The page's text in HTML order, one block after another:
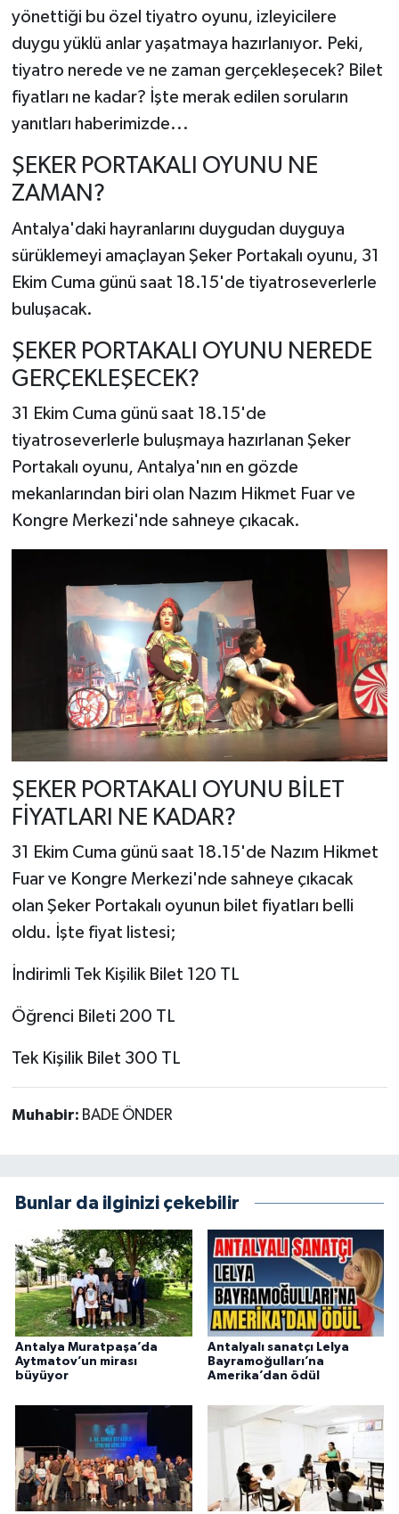
yönettiği bu özel tiyatro oyunu, izleyicilere
duygu yüklü anlar yaşatmaya hazırlanıyor. Peki,
tiyatro nerede ve ne zaman gerçekleşecek? Bilet
fiyatları ne kadar? İşte merak edilen soruların
yanıtları haberimizde...
ŞEKER PORTAKALI OYUNU NE
ZAMAN?
Antalya'daki hayranlarını duygudan duyguya
sürüklemeyi amaçlayan Şeker Portakalı oyunu, 31
Ekim Cuma günü saat 18.15'de tiyatroseverlerle
buluşacak.
ŞEKER PORTAKALI OYUNU NEREDE
GERÇEKLEŞECEK?
31 Ekim Cuma günü saat 18.15'de
tiyatroseverlerle buluşmaya hazırlanan Şeker
Portakalı oyunu, Antalya'nın en gözde
mekanlarından biri olan Nazım Hikmet Fuar ve
Kongre Merkezi'nde sahneye çıkacak.
ŞEKER PORTAKALI OYUNU BİLET
FİYATLARI NE KADAR?
31 Ekim Cuma günü saat 18.15'de Nazım Hikmet
Fuar ve Kongre Merkezi'nde sahneye çıkacak
olan Şeker Portakalı oyunun bilet fiyatları belli
oldu. İşte fiyat listesi;
İndirimli Tek Kişilik Bilet 120 TL
Öğrenci Bileti 200 TL
Tek Kişilik Bilet 300 TL
Muhabir: BADE ÖNDER
Bunlar da ilginizi çekebilir
Antalya Muratpaşa’da
Aytmatov’un mirası
büyüyor
Antalyalı sanatçı Lelya
Bayramoğulları’na
Amerika’dan ödül